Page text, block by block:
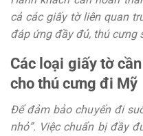
cả các giấy tờ liên quan
đáp ứng đầy đủ, thú cưng
Các loại giấy tờ
cho thú cưng đi Mỹ
Để đảm bảo chuyến đi
nhỏ”. Việc chuẩn bị đầy